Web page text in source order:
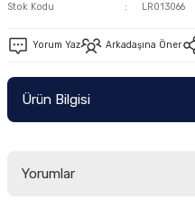
Stok Kodu
LR013066
Yorum Yaz Arkadaşına Öner
Ürün Bilgisi
Yorumlar